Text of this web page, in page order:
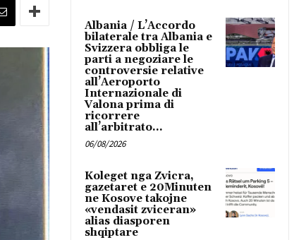
Albania / L’Accordo
bilaterale tra Albania e
Svizzera obbliga le
parti a negoziare le
controversie relative
all’Aeroporto
Internazionale di
Valona prima di
ricorrere
all’arbitrato...
06/08/2026
Koleget nga Zvicra,
gazetaret e 20Minuten
ne Kosove takojne
«vendasit zviceran»
alias diasporen
shqiptare